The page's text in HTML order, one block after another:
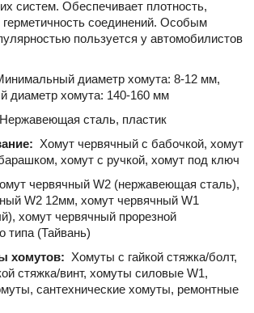
систем. Обеспечивает плотность,
герметичность соединений. Особым
пользуется у автомобилистов
диаметр хомута: 8-12 мм,
диаметр хомута: 140-160 мм
Нержавеющая сталь, пластик
Хомут червячный с бабочкой, хомут
хомут с ручкой, хомут под ключ
червячный W2 (нержавеющая сталь),
W2 12мм, хомут червячный W1
хомут червячный прорезной
типа (Тайвань)
хомутов: Хомуты с гайкой стяжка/болт,
стяжка/винт, хомуты силовые W1,
сантехнические хомуты, ремонтные